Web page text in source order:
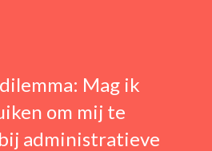
Mag ik
om mij te
administratieve